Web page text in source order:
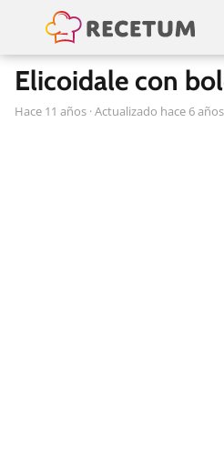
Elicoidale con
hace 11 años · Actualizado hace 6 años